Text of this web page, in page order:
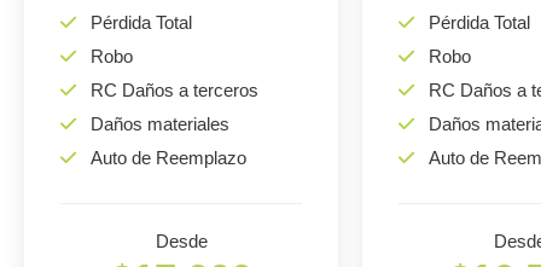
Pérdida Total
Robo
RC Daños a terceros
Daños materiales
Auto de Reemplazo
Desde
Pérdida Total
Robo
RC Daños a
Daños
Auto de